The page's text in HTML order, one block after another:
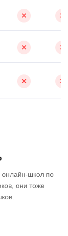
✕ ✕
✕ ✕
✕ ✕
школ по
они тоже